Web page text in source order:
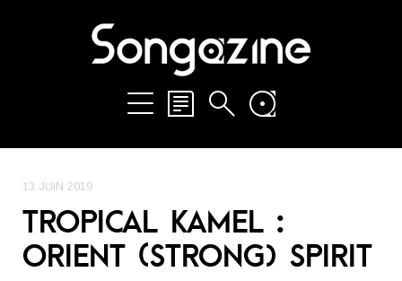
13 JUIN 2019
TROPICAL KAMEL :
ORIENT (STRONG) SPIRIT